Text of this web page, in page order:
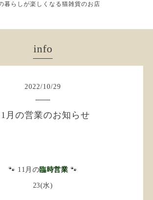
暮らしが楽しくなる猫雑貨のお店
info
2022/10/29
月の営業のお知らせ
🐾 11月の臨時営業 🐾
23(水)